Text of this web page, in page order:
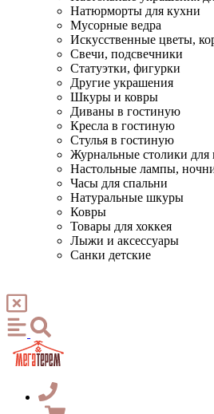
Натюрморты для кухни
Мусорные ведра
Искусственные цветы,
Свечи, подсвечники
Статуэтки, фигурки
Другие украшения
Шкуры и ковры
Диваны в гостиную
Кресла в гостиную
Стулья в гостиную
Журнальные столики для
Настольные лампы,
Часы для спальни
Натуральные шкуры
Ковры
Товары для хоккея
Лыжи и аксессуары
Санки детские